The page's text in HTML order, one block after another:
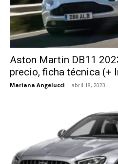
Aston Martin DB11
precio, ficha técnica (+
Mariana Angelucci - abril 18, 2023